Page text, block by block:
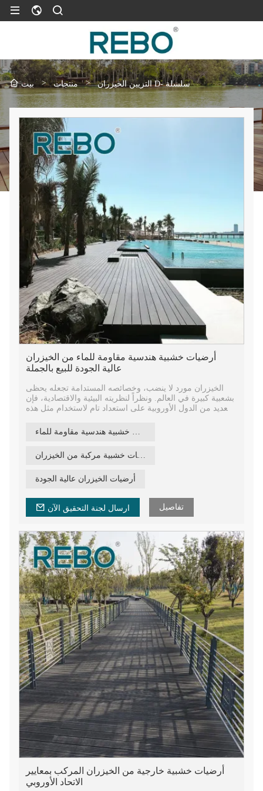
بيت > منتجات > التزيين الخيزران D- سلسلة
أرضيات خشبية هندسية مقاومة للماء من الخيزران
عالية الجودة للبيع بالجملة
الخيزران مورد لا ينضب، وخصائصه المستدامة تجعله يحظى
بشعبية كبيرة في العالم. ونظراً لنظريته البيئية والاقتصادية، فإن
العديد من الدول الأوروبية على استعداد تام لاستخدام مثل هذه
بفضل الضغط الذي تتمتع به الشرائط الفردية، يتمتع الخيزران
الصلبة، مما يوفر حلاً مستقرًا للغاية.
منتجات الخيزران ريبو® هي أيضًا خيار صحي، فهي تحتوي على
يعني أنها اجتازت معيار الاتحاد الأوروبي، وهي مادة آمنة جدًا
يمكنك اختيارها.
أرضيات خشبية هندسية مقاومة للماء
بيع بالجملة أرضيات خشبية مركبة من الخيزران
أرضيات الخيزران عالية الجودة
ارسال لجنة التحقيق الآن تفاصيل
أرضيات خشبية خارجية من الخيزران المركب بمعايير
الاتحاد الأوروبي